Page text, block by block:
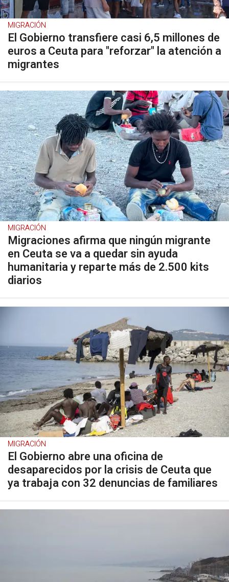
MIGRACIÓN
El Gobierno transfiere casi 6,5 millones de
euros a Ceuta para "reforzar" la atención a
migrantes
MIGRACIÓN
Migraciones afirma que ningún migrante
en Ceuta se va a quedar sin ayuda
humanitaria y reparte más de 2.500 kits
diarios
MIGRACIÓN
El Gobierno abre una oficina de
desaparecidos por la crisis de Ceuta que
ya trabaja con 32 denuncias de familiares